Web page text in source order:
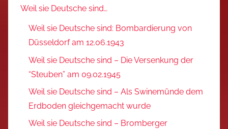
Weil sie Deutsche sind…
Weil sie Deutsche sind: Bombardierung von
Düsseldorf am 12.06.1943
Weil sie Deutsche sind – Die Versenkung der
“Steuben” am 09.02.1945
Weil sie Deutsche sind – Als Swinemünde dem
Erdboden gleichgemacht wurde
Weil sie Deutsche sind – Bromberger